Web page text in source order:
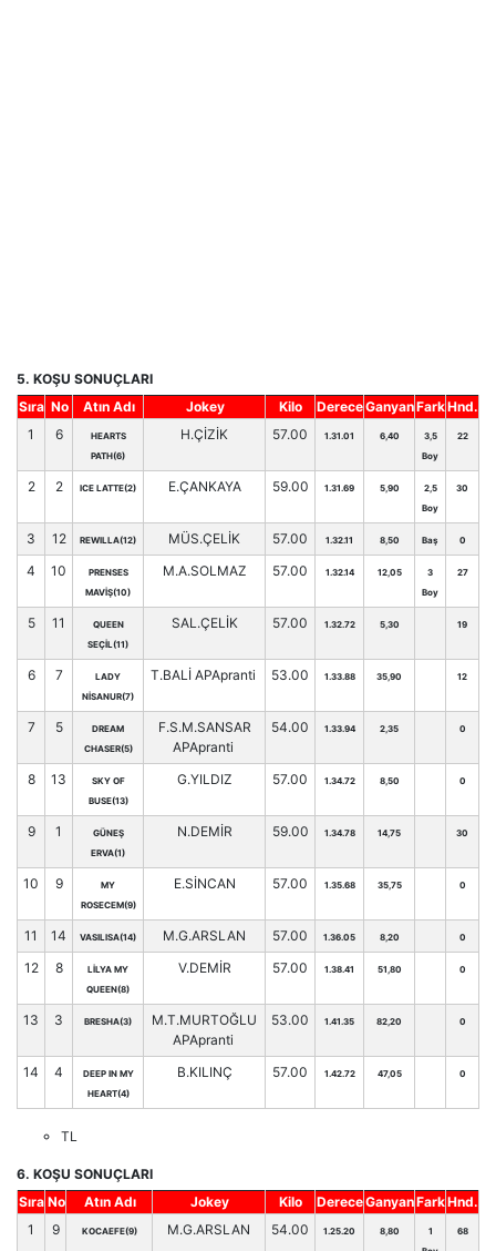
5. KOŞU SONUÇLARI
Sıra No Atın Adı Jokey Kilo DereceGanyanFarkHnd.
1
6
HEARTS
PATH(6)
H.ÇİZİK 57.00 1.31.01 6,40
3,5
Boy
22
2 2 ICE LATTE(2) E.ÇANKAYA 59.00 1.31.69 5,90
2,5
Boy
30
3 12 REWILLA(12) MÜS.ÇELİK 57.00 1.32.11 8,50 Baş 0
4 10
PRENSES
MAVİŞ(10)
M.A.SOLMAZ 57.00 1.32.14 12,05
3
Boy
27
5 11
QUEEN
SEÇİL(11)
SAL.ÇELİK 57.00 1.32.72 5,30 19
6 7
LADY
NİSANUR(7)
T.BALİ APApranti 53.00 1.33.88 35,90 12
7 5
DREAM
CHASER(5)
F.S.M.SANSAR
APApranti
54.00 1.33.94 2,35 0
8 13
SKY OF
BUSE(13)
G.YILDIZ 57.00 1.34.72 8,50 0
9 1
GÜNEŞ
ERVA(1)
N.DEMİR 59.00 1.34.78 14,75 30
10 9
MY
ROSECEM(9)
E.SİNCAN 57.00 1.35.68 35,75 0
11 14 VASILISA(14) M.G.ARSLAN 57.00 1.36.05 8,20 0
12 8
LİLYA MY
QUEEN(8)
V.DEMİR 57.00 1.38.41 51,80 0
13 3 BRESHA(3)
M.T.MURTOĞLU
APApranti
53.00 1.41.35 82,20 0
14 4
DEEP IN MY
HEART(4)
B.KILINÇ 57.00 1.42.72 47,05 0
TL
6. KOŞU SONUÇLARI
Sıra No Atın Adı Jokey Kilo DereceGanyanFarkHnd.
1
9 KOCAEFE(9) M.G.ARSLAN 54.00 1.25.20 8,80
1
68